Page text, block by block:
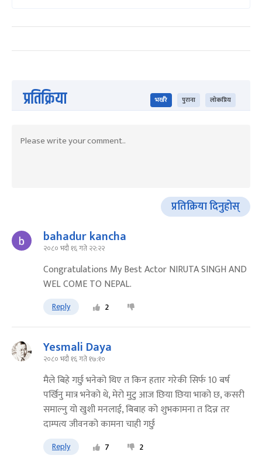
प्रतिक्रिया भर्खरै पुराना लोकप्रिय
प्रतिक्रिया दिनुहोस्
bahadur kancha
२०८० भदौ १६ गते २२:२२
Congratulations My Best Actor NIRUTA SINGH AND
WEL COME TO NEPAL.
Reply 2
Yesmali Daya
२०८० भदौ १६ गते १७:१०
मैले बिहे गर्छु भनेको थिए त किन हतार गरेकी सिर्फ 10 बर्ष
पर्खिनु मात्र भनेको थे, मेरो मुटु आज छिया छिया भाको छ, कसरी
समाल्नु यो खुशी मनलाई, बिबाह को शुभकामना त दिन्न तर
दाम्पत्य जीवनको कामना चाही गर्छु
Reply 7 2